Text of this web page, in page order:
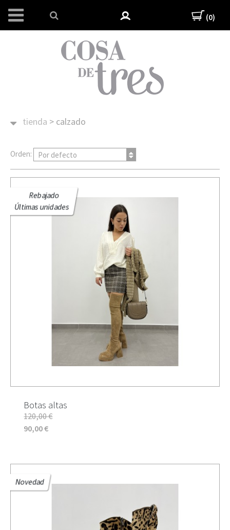
(0)
tienda > calzado
Orden: Por defecto
Botas altas
120,00 €
90,00 €
Rebajado
Últimas unidades
Novedad